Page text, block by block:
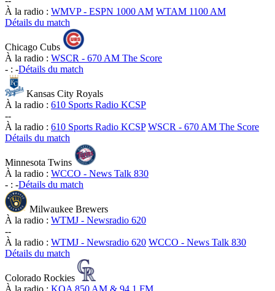
À la radio : WMVP - ESPN 1000 AM WTAM 1100 AM
Détails du match
Chicago Cubs
À la radio : WSCR - 670 AM The Score
- : -Détails du match
Kansas City Royals
À la radio : 610 Sports Radio KCSP
--
À la radio : 610 Sports Radio KCSP WSCR - 670 AM The Score
Détails du match
Minnesota Twins
À la radio : WCCO - News Talk 830
- : -Détails du match
Milwaukee Brewers
À la radio : WTMJ - Newsradio 620
--
À la radio : WTMJ - Newsradio 620 WCCO - News Talk 830
Détails du match
Colorado Rockies